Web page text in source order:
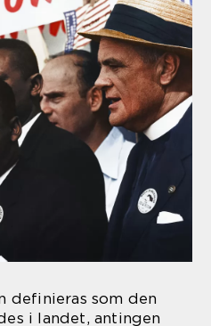
definieras som den
i landet, antingen